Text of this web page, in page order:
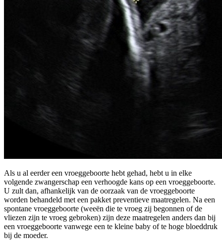
Als u al eerder een vroeggeboorte hebt gehad, hebt u in elke
volgende zwangerschap een verhoogde kans op een vroeggeboorte.
U zult dan, afhankelijk van de oorzaak van de vroeggeboorte
worden behandeld met een pakket preventieve maatregelen. Na een
spontane vroeggeboorte (weeën die te vroeg zij begonnen of de
vliezen zijn te vroeg gebroken) zijn deze maatregelen anders dan bij
een vroeggeboorte vanwege een te kleine baby of te hoge bloeddruk
bij de moeder.